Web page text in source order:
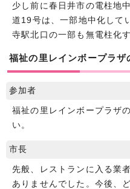
少し前に春日井市の電柱地
道19号は、一部地中化して
寺駅北口の一部も無電柱化
福祉の里レインボープラザ
参加者
福祉の里レインボープラザ
い。
市長
先般、レストランに入る業
ありませんでした。今後、